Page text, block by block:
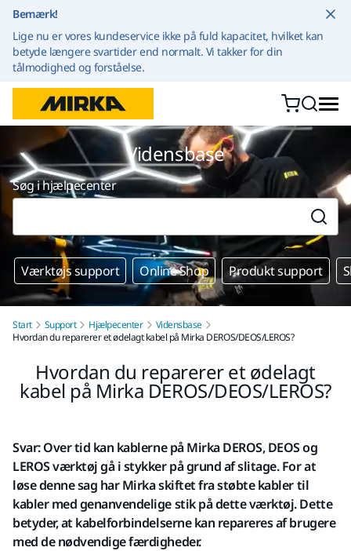
Bemærk!
Lige nu er vores kundeservice ikke på fuld kapacitet, hvilket kan
betyde længere svartider end normalt. Vi takker for din
tålmodighed og forståelse.
Vidensbase
Søg i hjælpecenter
Værktøjs support Online Shop Produkt support
Start Support Hjælpecenter
Vidensbase
Hvordan du reparerer et ødelagt kabel på Mirka DEROS/DEOS/LEROS?
Hvordan du reparerer et ødelagt
kabel på Mirka DEROS/DEOS/LEROS?
Svar: Over tid kan kablerne på Mirka DEROS, DEOS og
LEROS værktøj gå i stykker på grund af slitage. For at
løse denne sag har Mirka skiftet fra støbte kabler til
kabler med genanvendelige stik på dette værktøj. Dette
betyder, at kabelforbindelserne kan repareres af brugere
med de nødvendige færdigheder.